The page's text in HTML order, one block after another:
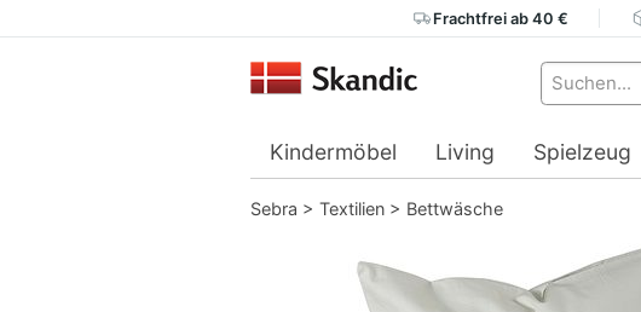
Frachtfrei ab 40 €
Kindermöbel Living Spielzeug
Sebra > Textilien > Bettwäsche